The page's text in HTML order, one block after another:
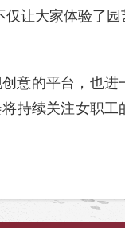
让大家体验了
意的平台，也进
持续关注女职